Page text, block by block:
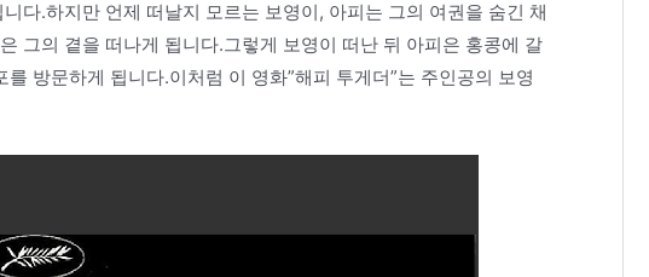
다.하지만 언제 떠날지 모르는 보영이, 아피는 그의 여권을 숨긴 채
그의 곁을 떠나게 됩니다.그렇게 보영이 떠난 뒤 아피은 홍콩에 갈
방문하게 됩니다.이처럼 이 영화”해피 투게더”는 주인공의 보영